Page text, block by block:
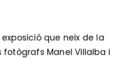
que neix de la
fotògrafs Manel Villalba i